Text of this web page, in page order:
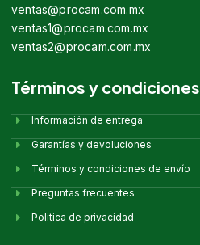
ventas@procam.com.mx
ventas1@procam.com.mx
ventas2@procam.com.mx
Términos y condiciones
Información de entrega
Garantías y devoluciones
Términos y condiciones de envío
Preguntas frecuentes
Politica de privacidad